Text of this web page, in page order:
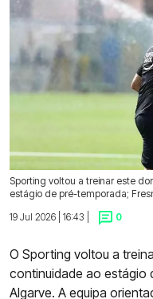
Sporting voltou a treinar este
estágio de pré-temporada;
19 Jul 2026 | 16:43 |
0
O Sporting voltou a
continuidade ao estágio
Algarve. A equipa